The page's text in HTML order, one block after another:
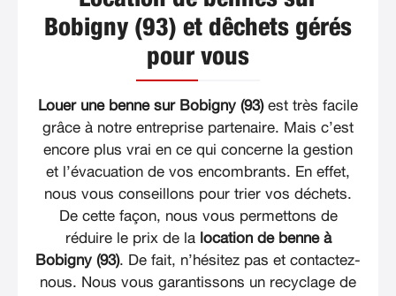
Bobigny (93) et dêchets gérés
pour vous
Louer une benne sur Bobigny (93)est très facile
grâce à notre entreprise partenaire. Mais c’est
encore plus vrai en ce qui concerne la gestion
et l’évacuation de vos encombrants. En effet,
nous vous conseillons pour trier vos déchets.
De cette façon, nous vous permettons de
réduire le prix de la location de benne à
Bobigny (93). De fait, n’hésitez pas et contactez-
nous. Nous vous garantissons un recyclage de